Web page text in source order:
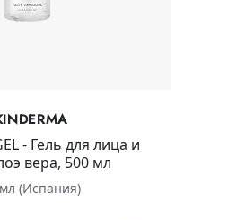
- Гель для лица и
вера, 500 мл
(Испания)